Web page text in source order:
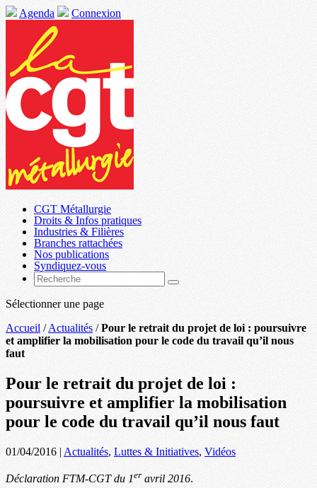
Agenda Connexion
CGT Métallurgie
Droits & Infos pratiques
Industries & Filières
Branches rattachées
Nos publications
Syndiquez-vous
Sélectionner une page
Accueil /Actualités /Pour le retrait du projet de loi : poursuivre
et amplifier la mobilisation pour le code du travail qu’il nous
faut
Pour le retrait du projet de loi :
poursuivre et amplifier la mobilisation
pour le code du travail qu’il nous faut
01/04/2016 | Actualités, Luttes & Initiatives, Vidéos
Déclaration FTM-CGT du 1er avril 2016.